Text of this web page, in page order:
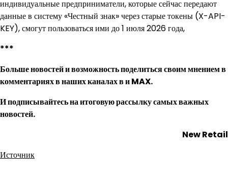
индивидуальные предприниматели, которые сейчас передают
данные в систему «Честный знак» через старые токены (X-API-
KEY), смогут пользоваться ими до 1 июля 2026 года,
***
Больше новостей и возможность поделиться своим мнением в
комментариях в наших каналах виMAX.
Иподписывайтесьна итоговую рассылку самых важных
новостей.
New Retail
Источник